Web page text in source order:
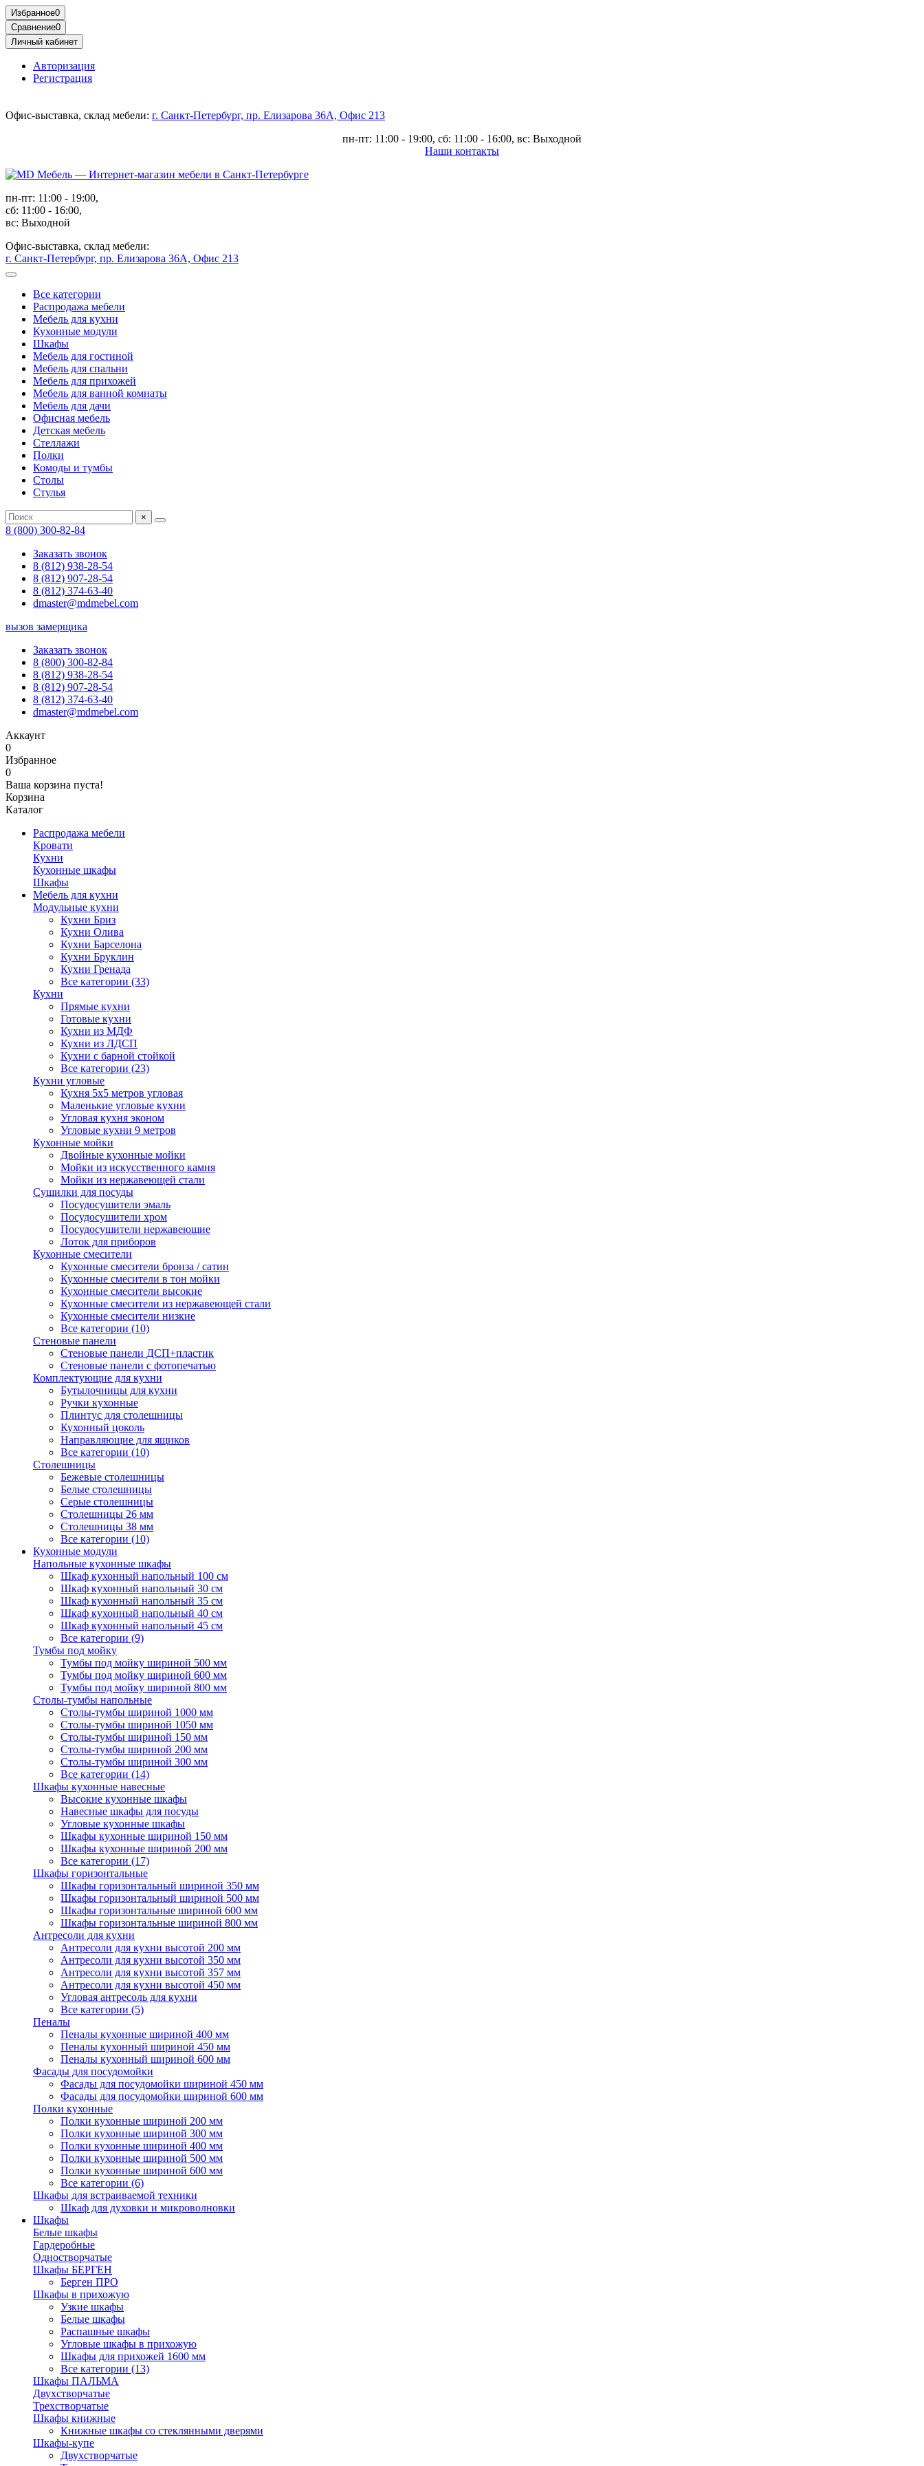
Избранное0
Сравнение0
Личный кабинет
Авторизация
Регистрация
Офис-выставка, склад мебели: г. Санкт-Петербург, пр. Елизарова 36А, Офис 213
пн-пт: 11:00 - 19:00, сб: 11:00 - 16:00, вс: Выходной
Наши контакты
пн-пт: 11:00 - 19:00,
сб: 11:00 - 16:00,
вс: Выходной
Офис-выставка, склад мебели:
г. Санкт-Петербург, пр. Елизарова 36А, Офис 213
Все категории
Распродажа мебели
Мебель для кухни
Кухонные модули
Шкафы
Мебель для гостиной
Мебель для спальни
Мебель для прихожей
Мебель для ванной комнаты
Мебель для дачи
Офисная мебель
Детская мебель
Стеллажи
Полки
Комоды и тумбы
Столы
Стулья
×
8 (800) 300-82-84
Заказать звонок
8 (812) 938-28-54
8 (812) 907-28-54
8 (812) 374-63-40
dmaster@mdmebel.com
вызов замерщика
Заказать звонок
8 (800) 300-82-84
8 (812) 938-28-54
8 (812) 907-28-54
8 (812) 374-63-40
dmaster@mdmebel.com
Аккаунт
0
Избранное
0
Ваша корзина пуста!
Корзина
Каталог
Распродажа мебели
Кровати
Кухни
Кухонные шкафы
Шкафы
Мебель для кухни
Модульные кухни
Кухни Бриз
Кухни Олива
Кухни Барселона
Кухни Бруклин
Кухни Гренада
Все категории (33)
Кухни
Прямые кухни
Готовые кухни
Кухни из МДФ
Кухни из ЛДСП
Кухни с барной стойкой
Все категории (23)
Кухни угловые
Кухня 5х5 метров угловая
Маленькие угловые кухни
Угловая кухня эконом
Угловые кухни 9 метров
Кухонные мойки
Двойные кухонные мойки
Мойки из искусственного камня
Мойки из нержавеющей стали
Сушилки для посуды
Посудосушители эмаль
Посудосушители хром
Посудосушители нержавеющие
Лоток для приборов
Кухонные смесители
Кухонные смесители бронза / сатин
Кухонные смесители в тон мойки
Кухонные смесители высокие
Кухонные смесители из нержавеющей стали
Кухонные смесители низкие
Все категории (10)
Стеновые панели
Стеновые панели ДСП+пластик
Стеновые панели с фотопечатью
Комплектующие для кухни
Бутылочницы для кухни
Ручки кухонные
Плинтус для столешницы
Кухонный цоколь
Направляющие для ящиков
Все категории (10)
Столешницы
Бежевые столешницы
Белые столешницы
Серые столешницы
Столешницы 26 мм
Столешницы 38 мм
Все категории (10)
Кухонные модули
Напольные кухонные шкафы
Шкаф кухонный напольный 100 см
Шкаф кухонный напольный 30 см
Шкаф кухонный напольный 35 см
Шкаф кухонный напольный 40 см
Шкаф кухонный напольный 45 см
Все категории (9)
Тумбы под мойку
Тумбы под мойку шириной 500 мм
Тумбы под мойку шириной 600 мм
Тумбы под мойку шириной 800 мм
Столы-тумбы напольные
Столы-тумбы шириной 1000 мм
Столы-тумбы шириной 1050 мм
Столы-тумбы шириной 150 мм
Столы-тумбы шириной 200 мм
Столы-тумбы шириной 300 мм
Все категории (14)
Шкафы кухонные навесные
Высокие кухонные шкафы
Навесные шкафы для посуды
Угловые кухонные шкафы
Шкафы кухонные шириной 150 мм
Шкафы кухонные шириной 200 мм
Все категории (17)
Шкафы горизонтальные
Шкафы горизонтальный шириной 350 мм
Шкафы горизонтальный шириной 500 мм
Шкафы горизонтальные шириной 600 мм
Шкафы горизонтальные шириной 800 мм
Антресоли для кухни
Антресоли для кухни высотой 200 мм
Антресоли для кухни высотой 350 мм
Антресоли для кухни высотой 357 мм
Антресоли для кухни высотой 450 мм
Угловая антресоль для кухни
Все категории (5)
Пеналы
Пеналы кухонные шириной 400 мм
Пеналы кухонный шириной 450 мм
Пеналы кухонный шириной 600 мм
Фасады для посудомойки
Фасады для посудомойки шириной 450 мм
Фасады для посудомойки шириной 600 мм
Полки кухонные
Полки кухонные шириной 200 мм
Полки кухонные шириной 300 мм
Полки кухонные шириной 400 мм
Полки кухонные шириной 500 мм
Полки кухонные шириной 600 мм
Все категории (6)
Шкафы для встраиваемой техники
Шкаф для духовки и микроволновки
Шкафы
Белые шкафы
Гардеробные
Одностворчатые
Шкафы БЕРГЕН
Берген ПРО
Шкафы в прихожую
Узкие шкафы
Белые шкафы
Распашные шкафы
Угловые шкафы в прихожую
Шкафы для прихожей 1600 мм
Все категории (13)
Шкафы ПАЛЬМА
Двухстворчатые
Трехстворчатые
Шкафы книжные
Книжные шкафы со стеклянными дверями
Шкафы-купе
Двухстворчатые